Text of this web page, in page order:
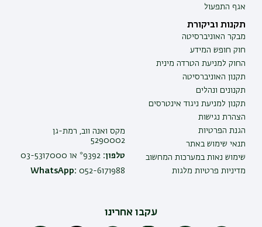
אגף התפעול
תקנות וביקורת
מבקר האוניברסיטה
חוק חופש המידע
החוק למניעת הטרדה מינית
תקנון האוניברסיטה
תקנונים ונהלים
תקנון למניעת ניגוד אינטרסים
הצהרת נגישות
הגנת הפרטיות
תנאי שימוש באתר
שימוש נאות במערכות המחשוב
מדיניות פרטיות מלגות
מקס ואנה ווב, רמת-גן
5290002
טלפון:
WhatsApp: 052-6171988
עקבו אחרינו